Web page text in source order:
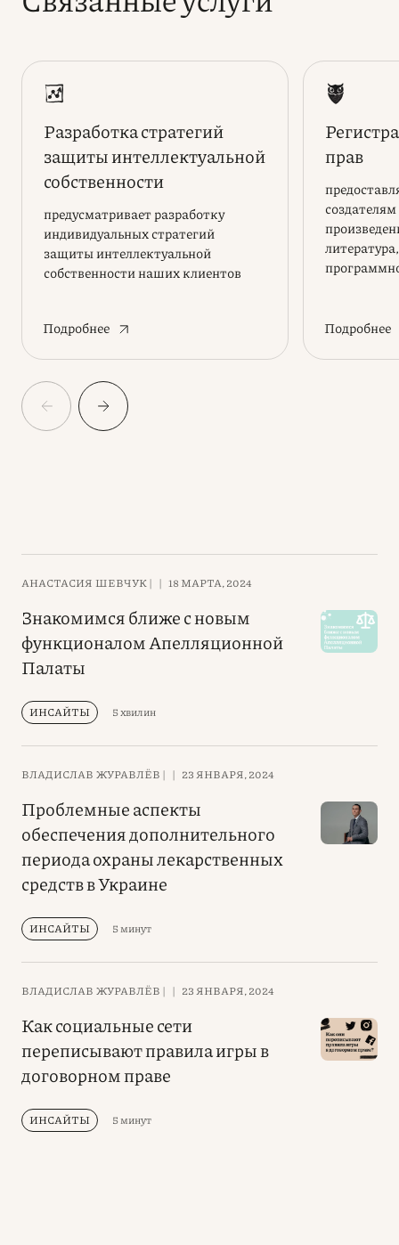
Разработка стратегий
защиты интеллектуальной
собственности
предусматривает разработку
индивидуальных стратегий
защиты интеллектуальной
собственности наших клиентов
Подробнее
прав
Подробнее
АНАСТАСИЯ ШЕВЧУК | | 18 МАРТА, 2024
Знакомимся ближе с новым
функционалом Апелляционной
Палаты
ИНСАЙТЫ 5 хвилин
ВЛАДИСЛАВ ЖУРАВЛЁВ | | 23 ЯНВАРЯ, 2024
Проблемные аспекты
обеспечения дополнительного
периода охраны лекарственных
средств в Украине
ИНСАЙТЫ 5 минут
ВЛАДИСЛАВ ЖУРАВЛЁВ | | 23 ЯНВАРЯ, 2024
Как социальные сети
переписывают правила игры в
договорном праве
ИНСАЙТЫ 5 минут